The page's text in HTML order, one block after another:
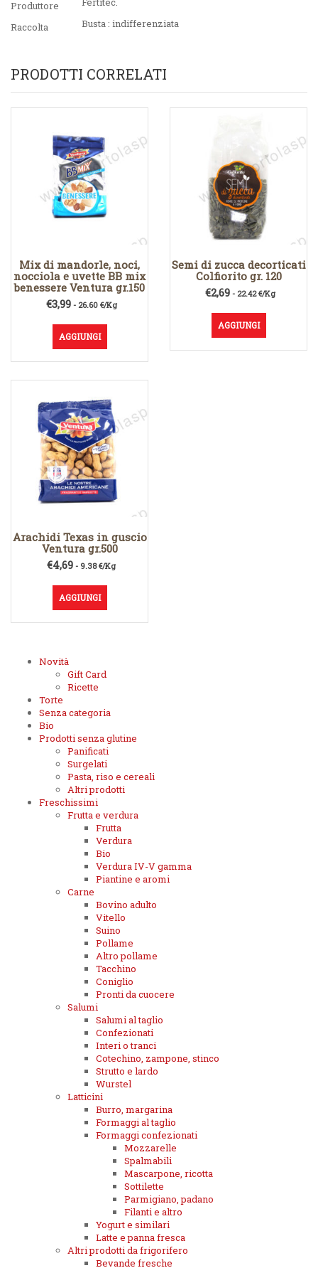
Produttore
Raccolta
Busta : indifferenziata
PRODOTTI CORRELATI
Mix di mandorle, noci,
nocciola e uvette BB mix
benessere Ventura gr.150
€3,99- 26.60 €/Kg
AGGIUNGI
Semi di zucca decorticati
Colfiorito gr. 120
€2,69 - 22.42 €/Kg
AGGIUNGI
Arachidi Texas in guscio
Ventura gr.500
€4,69 - 9.38 €/Kg
AGGIUNGI
Novità
Gift Card
Ricette
Torte
Senza categoria
Bio
Prodotti senza glutine
Panificati
Surgelati
Pasta, riso e cereali
Altri prodotti
Freschissimi
Frutta e verdura
Frutta
Verdura
Bio
Verdura IV-V gamma
Piantine e aromi
Carne
Bovino adulto
Vitello
Suino
Pollame
Altro pollame
Tacchino
Coniglio
Pronti da cuocere
Salumi
Salumi al taglio
Confezionati
Interi o tranci
Cotechino, zampone, stinco
Strutto e lardo
Wurstel
Latticini
Burro, margarina
Formaggi al taglio
Formaggi confezionati
Mozzarelle
Spalmabili
Mascarpone, ricotta
Sottilette
Parmigiano, padano
Filanti e altro
Yogurt e similari
Latte e panna fresca
Altri prodotti da frigorifero
Bevande fresche